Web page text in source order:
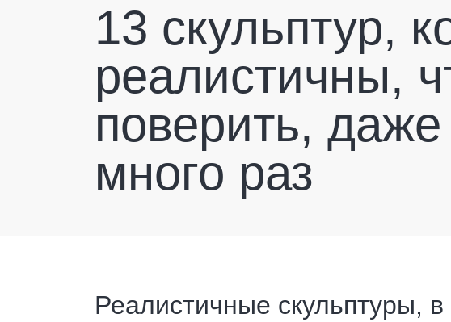
13 скульптур,
реалистичны,
поверить,
много раз
Реалистичные скульптуры,